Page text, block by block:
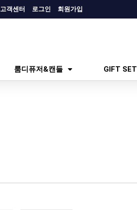
고객센터 로그인 회원가입
룸디퓨저&캔들 GIFT SET